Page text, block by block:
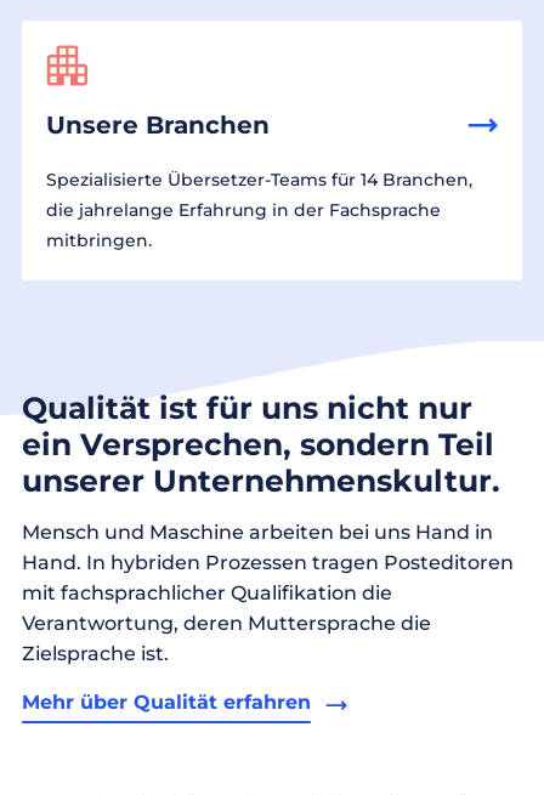
Unsere Branchen
Spezialisierte Übersetzer-Teams für 14 Branchen,
die jahrelange Erfahrung in der Fachsprache
mitbringen.
Qualität ist für uns nicht nur
ein Versprechen, sondern Teil
unserer Unternehmenskultur.
Mensch und Maschine arbeiten bei uns Hand in
Hand. In hybriden Prozessen tragen Posteditoren
mit fachsprachlicher Qualifikation die
Verantwortung, deren Muttersprache die
Zielsprache ist.
Mehr über Qualität erfahren